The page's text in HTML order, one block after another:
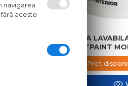
VOPSEA
EXPERTPAINT
Pret
navigarea
aceste